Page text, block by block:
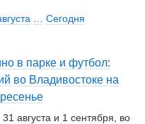
Сегодня
в парке и футбол:
во Владивостоке на
августа и 1 сентября, во